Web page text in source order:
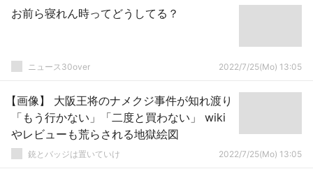
お前ら寝れん時ってどうしてる？
ニュース30over 2022/7/25(Mo) 13:05
【画像】 大阪王将のナメクジ事件が知れ渡り
「もう行かない」「二度と買わない」 wiki
やレビューも荒らされる地獄絵図
銃とバッジは置いていけ 2022/7/25(Mo) 13:05